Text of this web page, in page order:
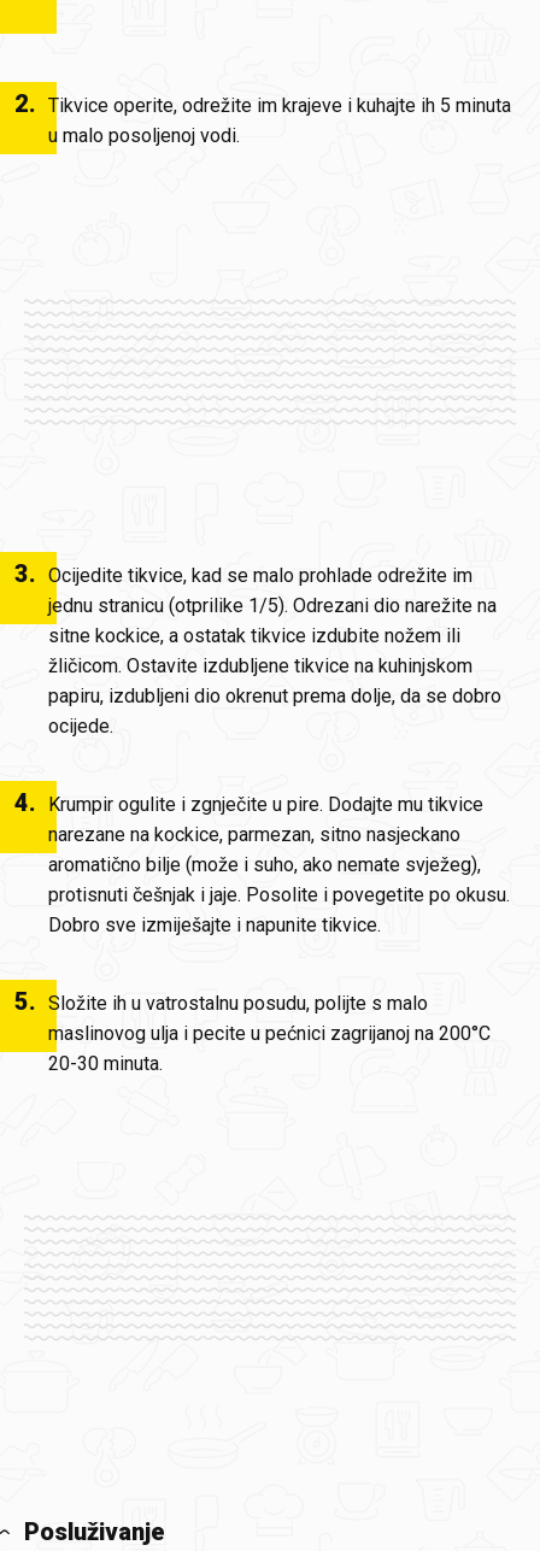
2. Tikvice operite, odrežite im krajeve i kuhajte ih 5 minuta
u malo posoljenoj vodi.
3. Ocijedite tikvice, kad se malo prohlade odrežite im
jednu stranicu (otprilike 1/5). Odrezani dio narežite na
sitne kockice, a ostatak tikvice izdubite nožem ili
žličicom. Ostavite izdubljene tikvice na kuhinjskom
papiru, izdubljeni dio okrenut prema dolje, da se dobro
ocijede.
4.
Krumpir ogulite i zgnječite u pire. Dodajte mu tikvice
narezane na kockice, parmezan, sitno nasjeckano
aromatično bilje (može i suho, ako nemate svježeg),
protisnuti češnjak i jaje. Posolite i povegetite po okusu.
Dobro sve izmiješajte i napunite tikvice.
5. Složite ih u vatrostalnu posudu, polijte s malo
maslinovog ulja i pecite u pećnici zagrijanoj na 200°C
20-30 minuta.
Posluživanje